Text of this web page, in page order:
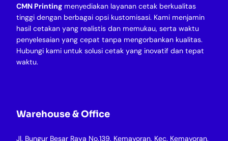
CMN Printing menyediakan layanan cetak berkualitas
tinggi dengan berbagai opsi kustomisasi. Kami menjamin
hasil cetakan yang realistis dan memukau, serta waktu
penyelesaian yang cepat tanpa mengorbankan kualitas.
Hubungi kami untuk solusi cetak yang inovatif dan tepat
waktu.
Warehouse & Office
Jl. Bungur Besar Raya No.139, Kemayoran, Kec. Kemayoran,